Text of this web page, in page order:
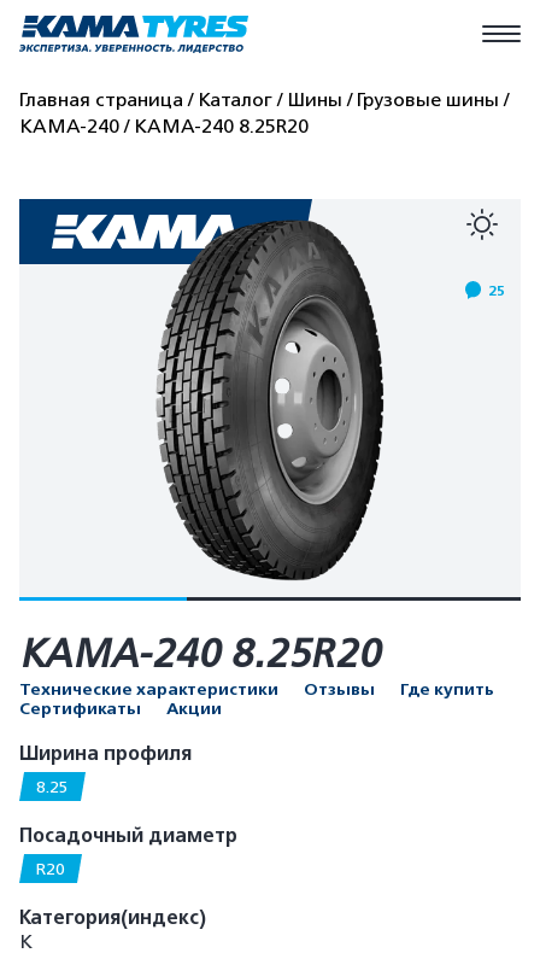
Главная страница Каталог Шины
Грузовые шины
КАМА-240
КАМА-240 8.25R20
25
КАМА-240 8.25R20
Технические характеристики Отзывы
Где купить
Сертификаты
Акции
Ширина профиля
8.25
Посадочный диаметр
R20
Категория(индекс)
K